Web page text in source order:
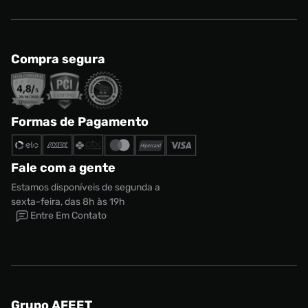
Compra segura
Formas de Pagamento
Fale com a gente
Estamos disponíveis de segunda a
sexta-feira, das 8h às 19h
Entre Em Contato